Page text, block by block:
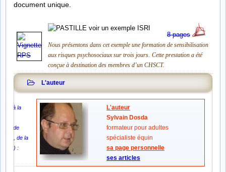
document unique.
8 pages
Nous présentons dans cet exemple une formation de sensibilisation
aux risques psychosociaux sur trois jours. Cette prestation a été
conçue à destination des membres d’un CHSCT.
L'auteur
à la
de
de la
:
L'auteur
Sylvain Dosda
formateur pour adultes
spécialiste équin
sa page personnelle
ses articles